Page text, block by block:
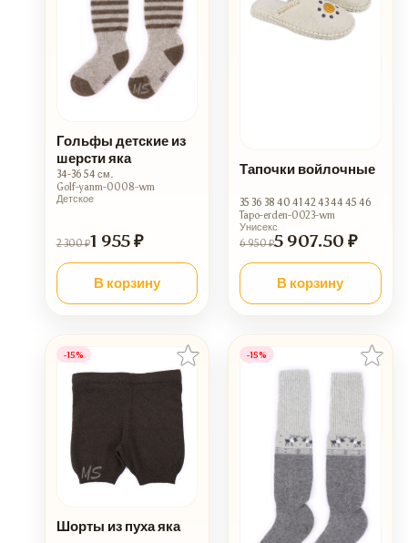
Гольфы детские из
шерсти яка
34-36 54 см.
Golf-yanm-0008-wm
Детское
2 300 ₽1 955 ₽
В корзину
Тапочки войлочные
35 36 38 40 41 42 43 44 45 46
Tapo-erden-0023-wm
Унисекс
6 950 ₽5 907.50 ₽
В корзину
Шорты из пуха яка
-15% -15%